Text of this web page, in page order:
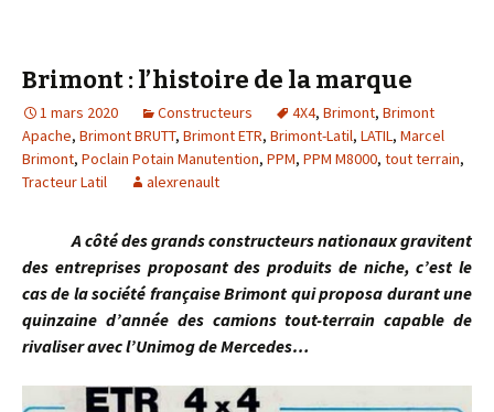
Brimont : l’histoire de la marque
1 mars 2020 Constructeurs 4X4, Brimont, Brimont
Apache, Brimont BRUTT, Brimont ETR, Brimont-Latil, LATIL, Marcel
Brimont, Poclain Potain Manutention, PPM, PPM M8000, tout terrain,
Tracteur Latil
alexrenault
A côté des grands constructeurs nationaux gravitent
des entreprises proposant des produits de niche, c’est le
cas de la société française Brimont qui proposa durant une
quinzaine d’année des camions tout-terrain capable de
rivaliser avec l’Unimog de Mercedes…